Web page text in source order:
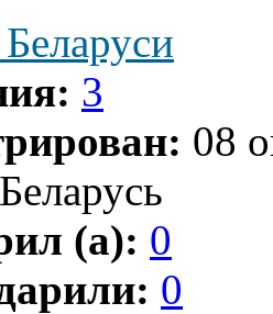
3
08
Беларусь
(а): 0
0